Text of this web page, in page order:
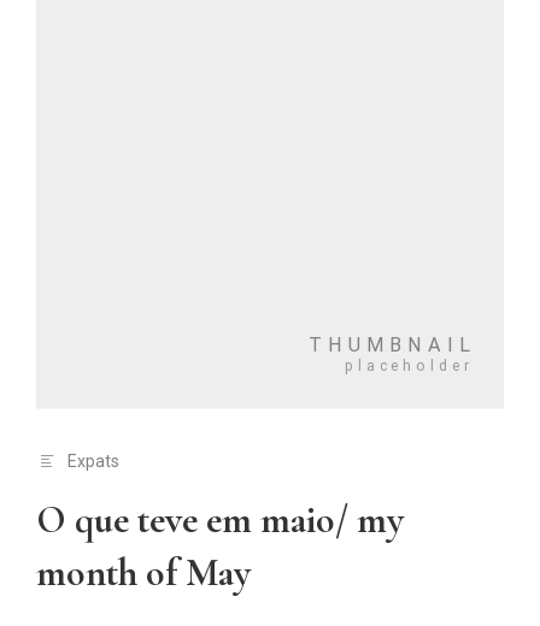
Expats
O que teve em maio/ my
month of May